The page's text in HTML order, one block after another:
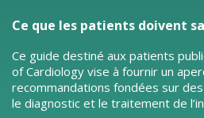
Ce que les patients doivent
Ce guide destiné aux patients
of Cardiology vise à fournir un
recommandations fondées sur
le diagnostic et le traitement de